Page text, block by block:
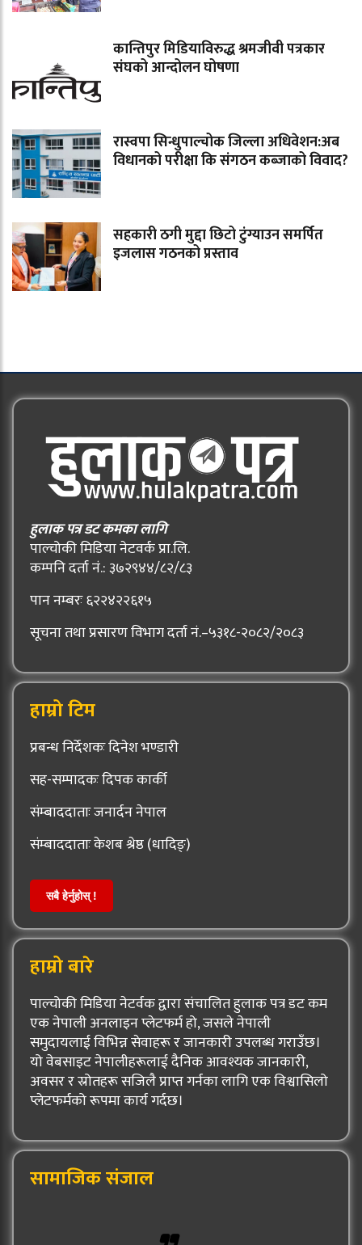
कान्तिपुर मिडियाविरुद्ध श्रमजीवी पत्रकार
संघको आन्दोलन घोषणा
रास्वपा सिन्धुपाल्चोक जिल्ला अधिवेशन:अब
विधानको परीक्षा कि संगठन कब्जाको विवाद?
सहकारी ठगी मुद्दा छिटो टुंग्याउन समर्पित
इजलास गठनको प्रस्ताव
हुलाक पत्र डट कमका लागि
पाल्चोकी मिडिया नेटवर्क प्रा.लि.
कम्पनि दर्ता नं.: ३७२९४४/८२/८३
पान नम्बरः ६२२४२२६१५
सूचना तथा प्रसारण विभाग दर्ता नं.–५३१८-२०८२/२०८३
हाम्रो टिम
प्रबन्ध निर्देशकः दिनेश भण्डारी
सह-सम्पादकः दिपक कार्की
संम्बाददाताः जनार्दन नेपाल
संम्बाददाताः केशब श्रेष्ठ (धादिङ्)
सबै हेर्नुहोस् !
हाम्रो बारे
पाल्चोकी मिडिया नेटर्वक द्वारा संचालित हुलाक पत्र डट कम
एक नेपाली अनलाइन प्लेटफर्म हो, जसले नेपाली
समुदायलाई विभिन्न सेवाहरू र जानकारी उपलब्ध गराउँछ।
यो वेबसाइट नेपालीहरूलाई दैनिक आवश्यक जानकारी,
अवसर र स्रोतहरू सजिलै प्राप्त गर्नका लागि एक विश्वासिलो
प्लेटफर्मको रूपमा कार्य गर्दछ।
सामाजिक संजाल